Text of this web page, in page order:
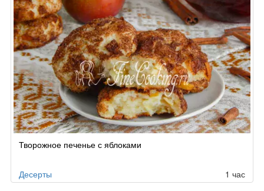
Творожное печенье с яблоками
Десерты 1 час